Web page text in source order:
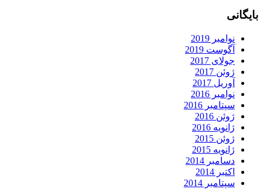
بایگانی
نوامبر 2019
آگوست 2019
جولای 2017
ژوئن 2017
آوریل 2017
نوامبر 2016
سپتامبر 2016
ژوئن 2016
ژانویه 2016
ژوئن 2015
ژانویه 2015
دسامبر 2014
اکتبر 2014
سپتامبر 2014